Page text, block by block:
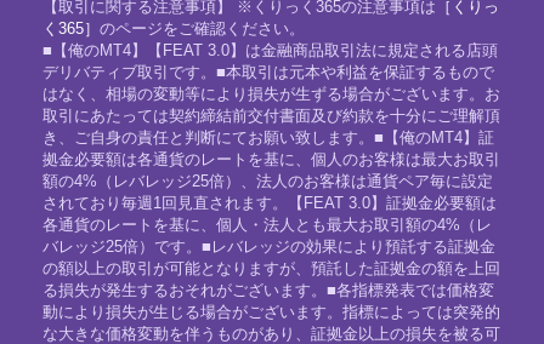
【取引に関する注意事項】 ※くりっく365の注意事項は ［くりっ
く365］ のページをご確認ください。
■【俺のMT4】【FEAT 3.0】は金融商品取引法に規定される店頭
デリバティブ取引です。■本取引は元本や利益を保証するもので
はなく、相場の変動等により損失が生ずる場合がございます。お
取引にあたっては契約締結前交付書面及び約款を十分にご理解頂
き、ご自身の責任と判断にてお願い致します。■【俺のMT4】証
拠金必要額は各通貨のレートを基に、個人のお客様は最大お取引
額の4%（レバレッジ25倍）、法人のお客様は通貨ペア毎に設定
されており毎週1回見直されます。【FEAT 3.0】証拠金必要額は
各通貨のレートを基に、個人・法人とも最大お取引額の4%（レ
バレッジ25倍）です。■レバレッジの効果により預託する証拠金
の額以上の取引が可能となりますが、預託した証拠金の額を上回
る損失が発生するおそれがございます。■各指標発表では価格変
動により損失が生じる場合がございます。指標によっては突発的
な大きな価格変動を伴うものがあり、証拠金以上の損失を被る可